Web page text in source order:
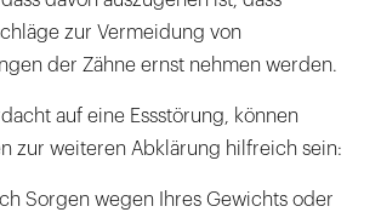
zur Vermeidung von
der Zähne ernst nehmen werden.
auf eine Essstörung, können
zur weiteren Abklärung hilfreich sein:
Sorgen wegen Ihres Gewichts oder